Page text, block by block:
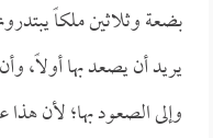
بضعة وثلاثين ملكاً
يريد أن يصعد بها أولاً،
وإلى الصعود بها؛ لأن